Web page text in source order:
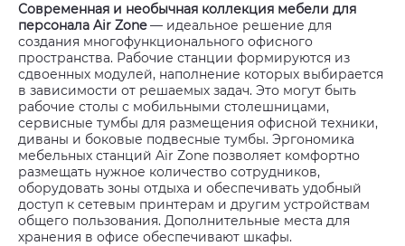
Современная и необычная коллекция мебели для
персонала Air Zone— идеальное решение для
создания многофункционального офисного
пространства. Рабочие станции формируются из
сдвоенных модулей, наполнение которых выбирается
в зависимости от решаемых задач. Это могут быть
рабочие столы с мобильными столешницами,
сервисные тумбы для размещения офисной техники,
диваны и боковые подвесные тумбы. Эргономика
мебельных станций Air Zone позволяет комфортно
размещать нужное количество сотрудников,
оборудовать зоны отдыха и обеспечивать удобный
доступ к сетевым принтерам и другим устройствам
общего пользования. Дополнительные места для
хранения в офисе обеспечивают шкафы.